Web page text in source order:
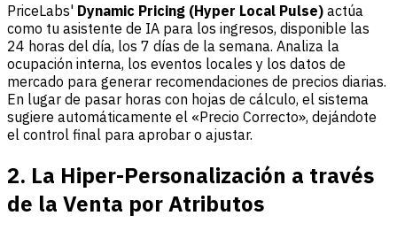
PriceLabs' Dynamic Pricing (Hyper Local Pulse) actúa
como tu asistente de IA para los ingresos, disponible las
24 horas del día, los 7 días de la semana. Analiza la
ocupación interna, los eventos locales y los datos de
mercado para generar recomendaciones de precios diarias.
En lugar de pasar horas con hojas de cálculo, el sistema
sugiere automáticamente el «Precio Correcto», dejándote
el control final para aprobar o ajustar.
2. La Hiper-Personalización a través
de la Venta por Atributos